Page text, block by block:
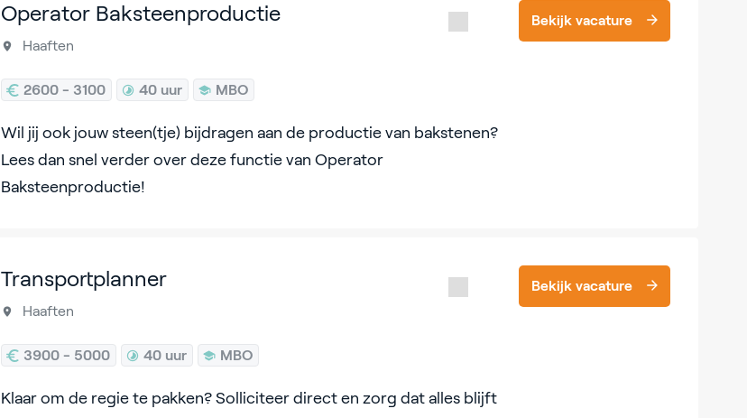
Operator Baksteenproductie
Haaften
2600 - 3100 40 uur MBO
Wil jij ook jouw steen(tje) bijdragen aan de productie van bakstenen?
Lees dan snel verder over deze functie van Operator
Baksteenproductie!
Bekijk vacature
Transportplanner
Haaften
3900 - 5000 40 uur MBO
Klaar om de regie te pakken? Solliciteer direct en zorg dat alles blijft
Bekijk vacature